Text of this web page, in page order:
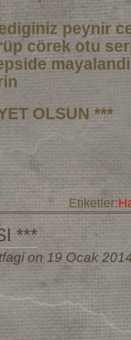
peynir
cörek otu
***
Etiketler:
***
on 19 Ocak